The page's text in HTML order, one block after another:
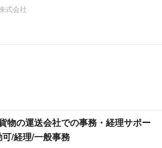
式会社
物の運送会社での事務・経理サポー
/経理/一般事務